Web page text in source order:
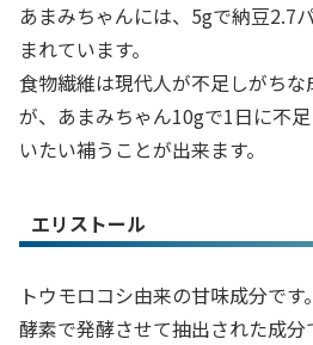
あまみちゃんには、5gで納豆2.7
まれています。
食物繊維は現代人が不足しがち
が、あまみちゃん10gで1日に不
いたい補うことが出来ます。
エリストール
トウモロコシ由来の甘味成分です。
酵素で発酵させて抽出された成